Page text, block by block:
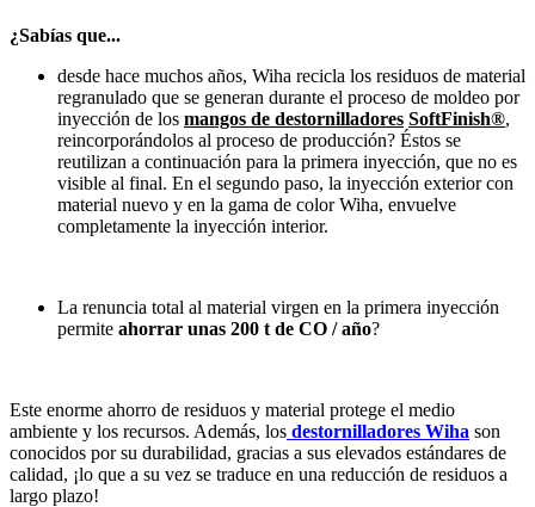
¿Sabías que...
desde hace muchos años, Wiha recicla los residuos de material
regranulado que se generan durante el proceso de moldeo por
inyección de los mangos de destornilladores SoftFinish®,
reincorporándolos al proceso de producción? Éstos se
reutilizan a continuación para la primera inyección, que no es
visible al final. En el segundo paso, la inyección exterior con
material nuevo y en la gama de color Wiha, envuelve
completamente la inyección interior.
La renuncia total al material virgen en la primera inyección
permite ahorrar unas 200 t de CO / año?
Este enorme ahorro de residuos y material protege el medio
ambiente y los recursos. Además, los destornilladores Wiha son
conocidos por su durabilidad, gracias a sus elevados estándares de
calidad, ¡lo que a su vez se traduce en una reducción de residuos a
largo plazo!